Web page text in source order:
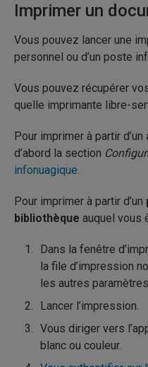
Imprimer un
Vous pouvez lancer une
personnel ou d’un poste
Vous pouvez récupérer
quelle imprimante libre-
Pour imprimer à partir d’un
d’abord la section
infonuagique.
Pour imprimer à partir d’un
bibliothèque auquel vous
Dans la fenêtre
la file d’impression
les autres
Lancer l’impression.
Vous diriger vers
blanc ou couleur.